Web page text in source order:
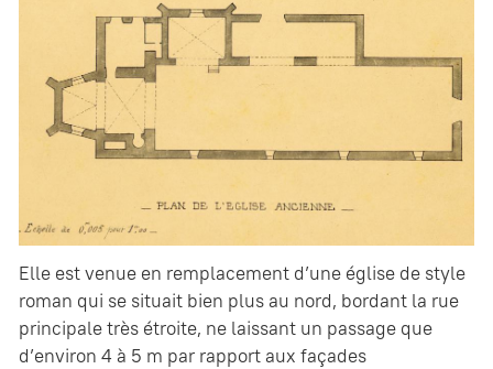
Elle est venue en remplacement d’une église de style
roman qui se situait bien plus au nord, bordant la rue
principale très étroite, ne laissant un passage que
d’environ 4 à 5 m par rapport aux façades